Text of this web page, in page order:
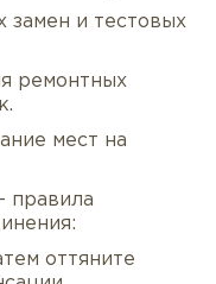
замен и тестовых
ремонтных
мест на
правила
оттяните